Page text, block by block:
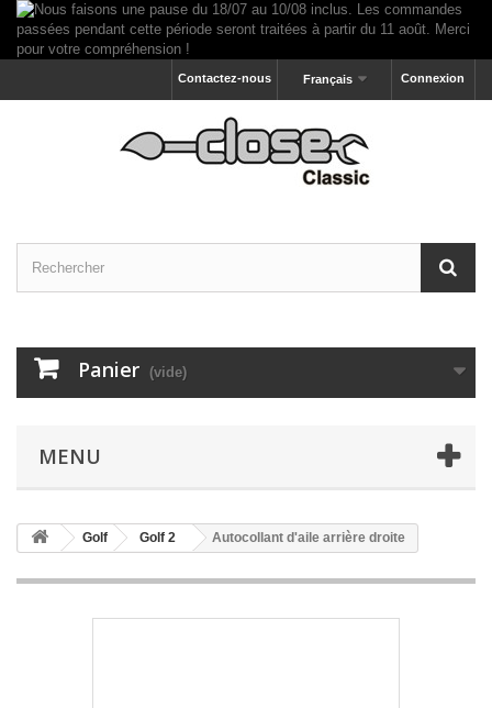
Connexion
Français
Contactez-nous
Panier (vide)
MENU
Golf Golf 2 Autocollant d'aile arrière droite